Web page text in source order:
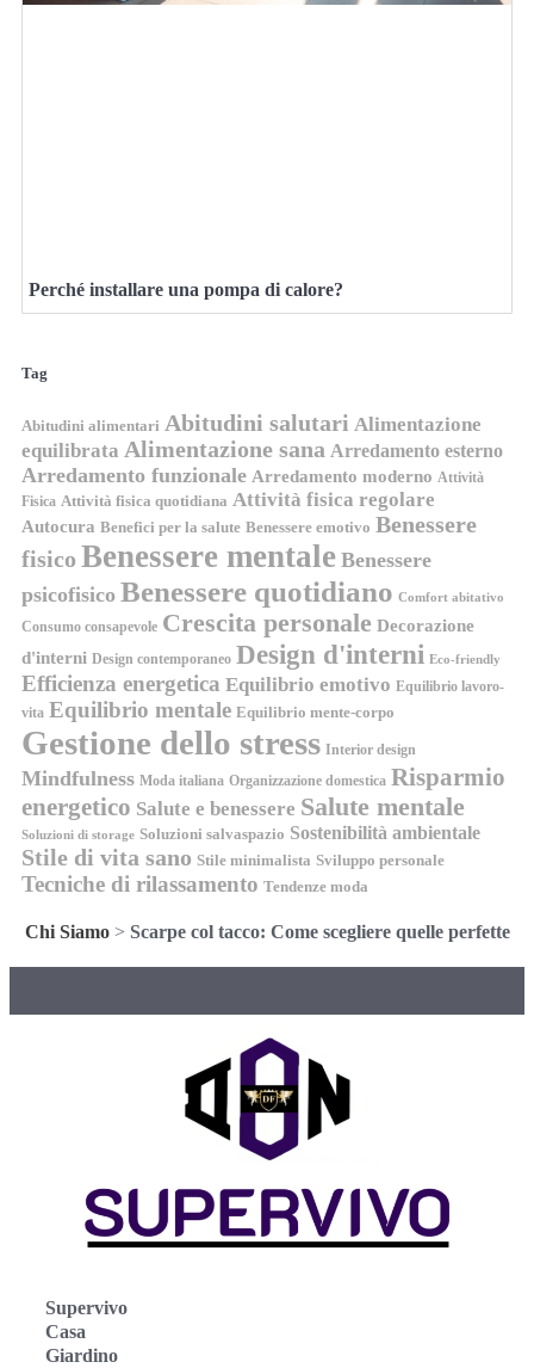
Perché installare una pompa di calore?
Tag
Abitudini alimentari Abitudini salutari Alimentazione
equilibrata Alimentazione sana Arredamento esterno
Arredamento funzionale Arredamento moderno Attività
Fisica Attività fisica quotidiana Attività fisica regolare
Autocura Benefici per la salute Benessere emotivo Benessere
fisico Benessere mentale Benessere
psicofisico Benessere quotidiano Comfort abitativo
Consumo consapevole Crescita personale Decorazione
d'interni Design contemporaneo Design d'interni Eco-friendly
Efficienza energetica Equilibrio emotivo Equilibrio lavoro-
vita Equilibrio mentale Equilibrio mente-corpo
Gestione dello stress Interior design
Mindfulness Moda italiana Organizzazione domestica Risparmio
energetico Salute e benessere Salute mentale
Soluzioni di storage Soluzioni salvaspazio Sostenibilità ambientale
Stile di vita sano Stile minimalista Sviluppo personale
Tecniche di rilassamento Tendenze moda
Chi Siamo> Scarpe col tacco: Come scegliere quelle perfette
Supervivo
Casa
Giardino